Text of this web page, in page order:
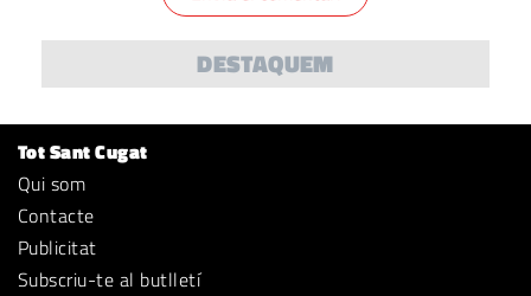
DESTAQUEM
Tot Sant Cugat
Qui som
Contacte
Publicitat
Subscriu-te al butlletí